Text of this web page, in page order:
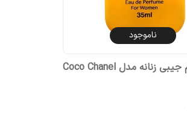
ناموجود
ادوپرفیوم جیبی زنانه مدل Coco Chanel